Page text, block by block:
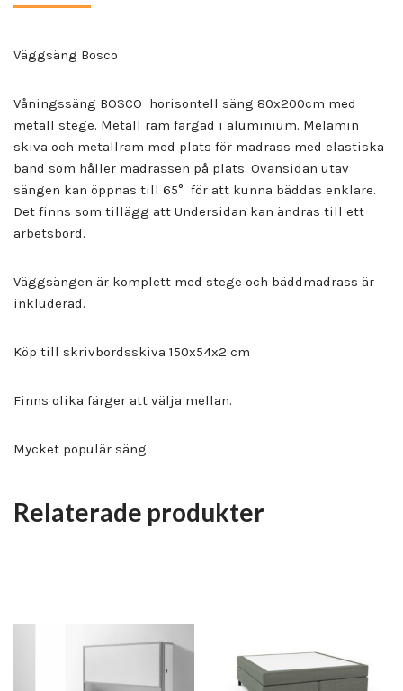
Väggsäng Bosco
Våningssäng BOSCO horisontell säng 80x200cm med
metall stege. Metall ram färgad i aluminium. Melamin
skiva och metallram med plats för madrass med elastiska
band som håller madrassen på plats. Ovansidan utav
sängen kan öppnas till 65° för att kunna bäddas enklare.
Det finns som tillägg att Undersidan kan ändras till ett
arbetsbord.
Väggsängen är komplett med stege och bäddmadrass är
inkluderad.
Köp till skrivbordsskiva 150x54x2 cm
Finns olika färger att välja mellan.
Mycket populär säng.
Relaterade produkter